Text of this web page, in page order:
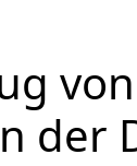
der